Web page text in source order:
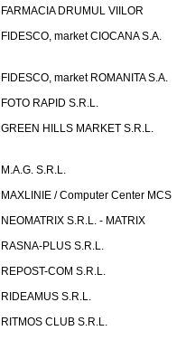
FARMACIA DRUMUL VIILOR
FIDESCO, market CIOCANA S.A.
FIDESCO, market ROMANITA S.A.
FOTO RAPID S.R.L.
GREEN HILLS MARKET S.R.L.
M.A.G. S.R.L.
MAXLINIE / Computer Center MCS
NEOMATRIX S.R.L. - MATRIX
RASNA-PLUS S.R.L.
REPOST-COM S.R.L.
RIDEAMUS S.R.L.
RITMOS CLUB S.R.L.